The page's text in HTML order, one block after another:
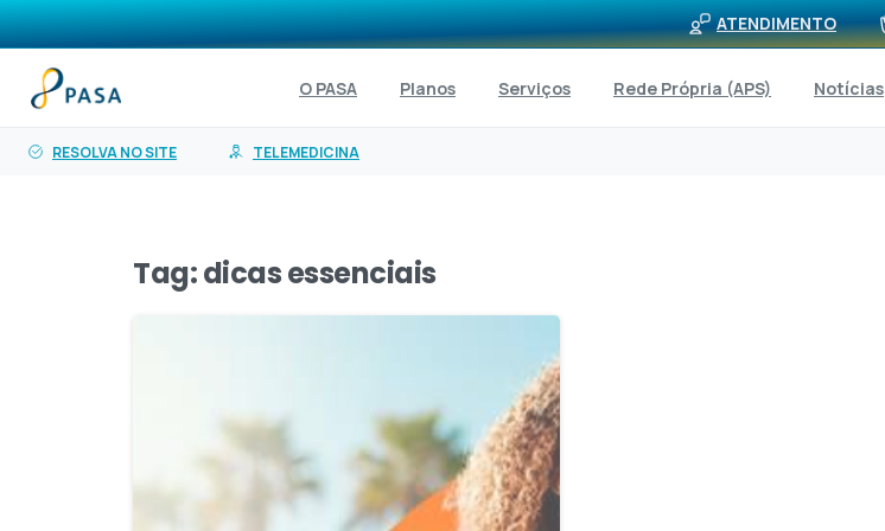
conteúdo
ATENDIMENTO
O PASA Planos Serviços Rede Própria (APS) Notícias
RESOLVA NO SITE TELEMEDICINA
Tag:dicas essenciais